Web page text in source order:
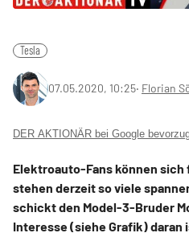
Tesla
07.05.2020, 10:25‧ Florian
DER AKTIONÄR bei Google
Elektroauto-Fans können
stehen derzeit so viele
schickt den Model-3-Bruder
Interesse (siehe Grafik) daran